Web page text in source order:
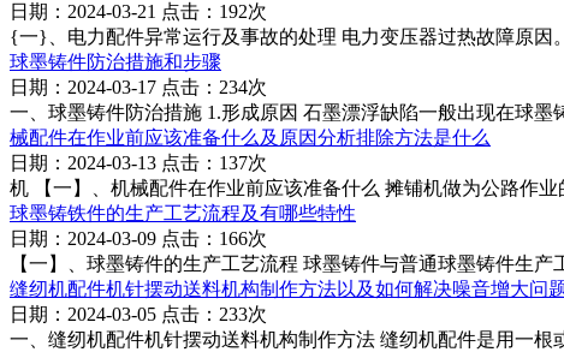
日期：2024-03-21 点击：192次
{一}、电力配件异常运行及事故的处理 电力变压器过热故障原
球墨铸件防治措施和步骤
日期：2024-03-17 点击：234次
一、球墨铸件防治措施 1.形成原因 石墨漂浮缺陷一般出现在球
械配件在作业前应该准备什么及原因分析排除方法是什么
日期：2024-03-13 点击：137次
机 【一】、机械配件在作业前应该准备什么 摊铺机做为公路作
球墨铸铁件的生产工艺流程及有哪些特性
日期：2024-03-09 点击：166次
【一】、球墨铸件的生产工艺流程 球墨铸件与普通球墨铸件生
缝纫机配件机针摆动送料机构制作方法以及如何解决噪音增大问
日期：2024-03-05 点击：233次
一、缝纫机配件机针摆动送料机构制作方法 缝纫机配件是用一